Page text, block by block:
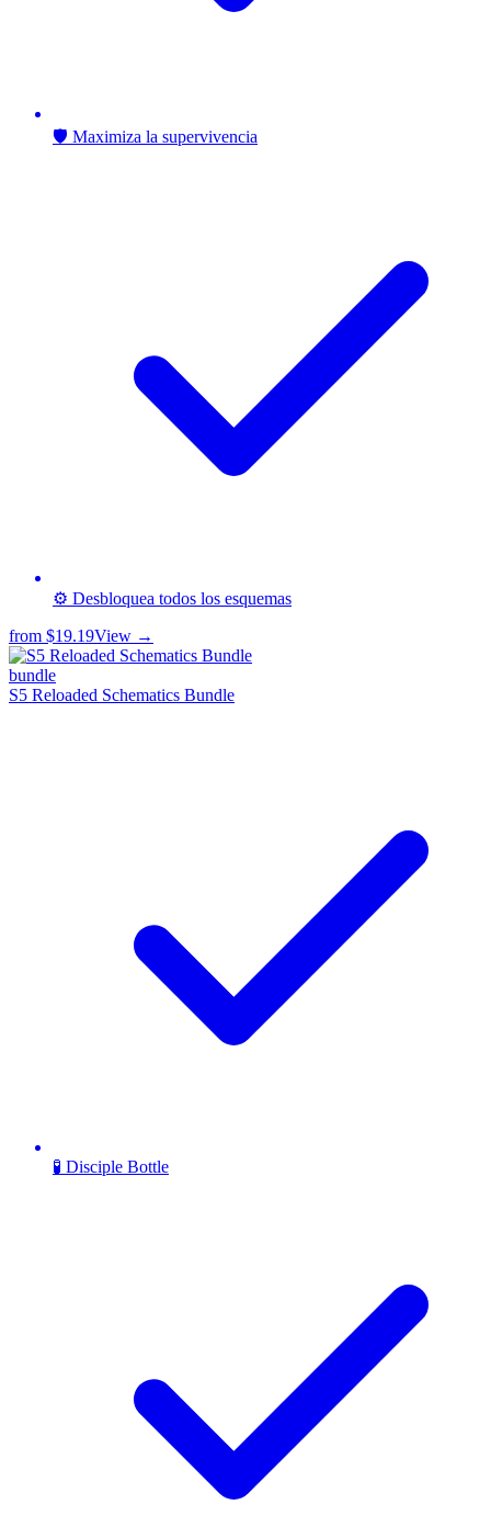
🛡️ Maximiza la supervivencia
⚙️ Desbloquea todos los esquemas
from $19.19View →
bundle
S5 Reloaded Schematics Bundle
🧪 Disciple Bottle